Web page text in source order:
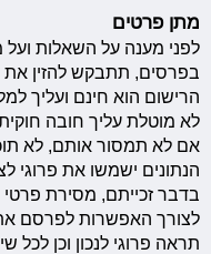
מתן פרטים
לפני מענה על השאלות
בפרסים, תתבקש להזין את
הרישום הוא חינם ועליך
לא מוטלת עליך חובה
אם לא תמסור אותם, לא
הנתונים ישמשו את פרוגי
בדבר זכייתם, מסירת פרטי
לצורך האפשרות לפרסם
תראה פרוגי לנכון וכן